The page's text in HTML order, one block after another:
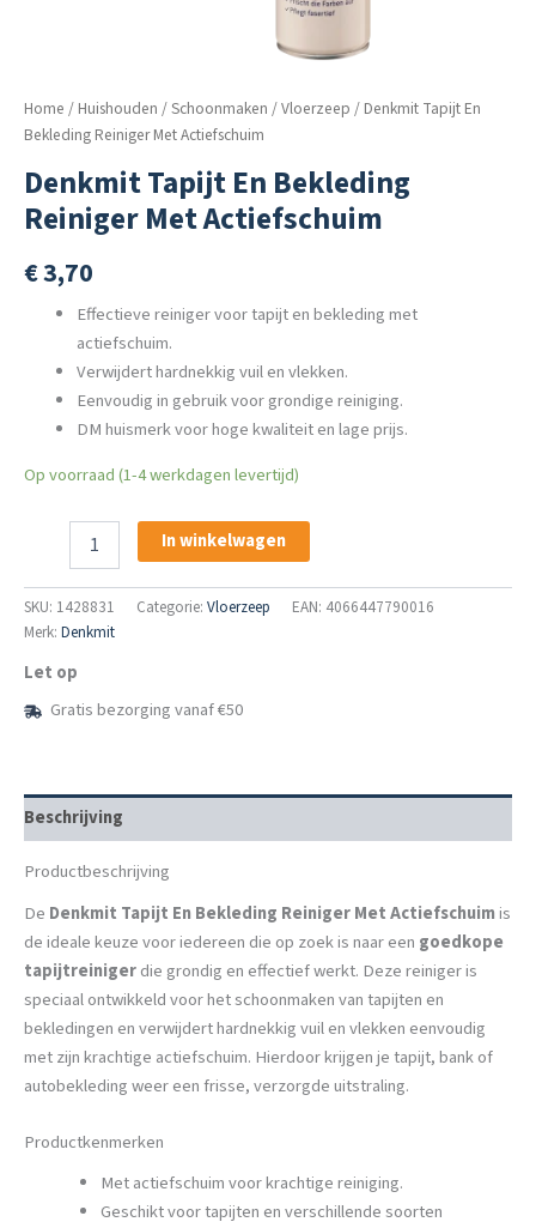
Home / Huishouden /Schoonmaken /Vloerzeep / Denkmit Tapijt En
Bekleding Reiniger Met Actiefschuim
Denkmit Tapijt En Bekleding
Reiniger Met Actiefschuim
€3,70
Effectieve reiniger voor tapijt en bekleding met
actiefschuim.
Verwijdert hardnekkig vuil en vlekken.
Eenvoudig in gebruik voor grondige reiniging.
DM huismerk voor hoge kwaliteit en lage prijs.
Op voorraad (1-4 werkdagen levertijd)
Bekleding
Reiniger
Actiefschuim
aantal
In winkelwagen
SKU: 1428831 Categorie: Vloerzeep
EAN: 4066447790016
Merk: Denkmit
Let op
Gratis bezorging vanaf €50
Beschrijving
Productbeschrijving
De Denkmit Tapijt En Bekleding Reiniger Met Actiefschuimis
de ideale keuze voor iedereen die op zoek is naar een goedkope
tapijtreinigerdie grondig en effectief werkt. Deze reiniger is
speciaal ontwikkeld voor het schoonmaken van tapijten en
bekledingen en verwijdert hardnekkig vuil en vlekken eenvoudig
met zijn krachtige actiefschuim. Hierdoor krijgen je tapijt, bank of
autobekleding weer een frisse, verzorgde uitstraling.
Productkenmerken
Met actiefschuim voor krachtige reiniging.
Geschikt voor tapijten en verschillende soorten